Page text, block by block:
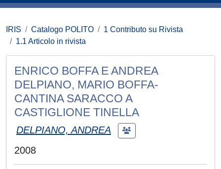
IRIS Catalogo POLITO
1 Contributo su Rivista
1.1 Articolo in rivista
ENRICO BOFFA E ANDREA
DELPIANO, MARIO BOFFA-
CANTINA SARACCO A
CASTIGLIONE TINELLA
DELPIANO, ANDREA
2008